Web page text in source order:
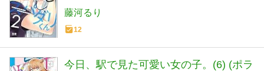
藤河るり
12
今日、駅で見た可愛い女の子。(6) (ポラ